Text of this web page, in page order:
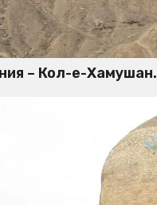
– Кол-е-Хамушан.